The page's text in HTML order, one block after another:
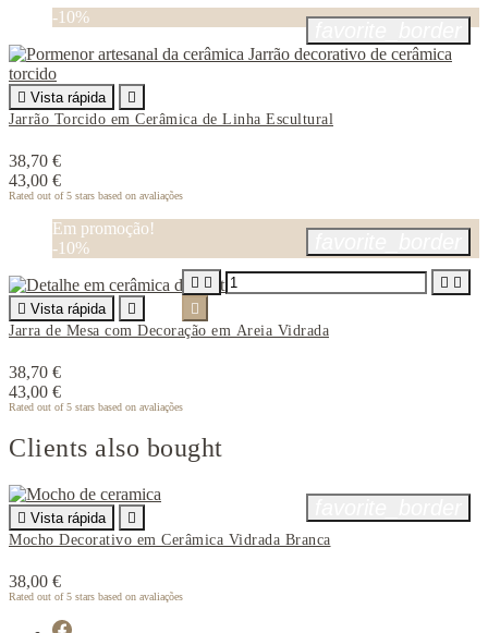
-10%
 Vista rápida

Jarrão Torcido em Cerâmica de Linha Escultural
38,70 €
43,00 €
Rated out of 5 stars based on avaliações
Em promoção!
-10%
 Vista rápida

Jarra de Mesa com Decoração em Areia Vidrada
38,70 €
43,00 €
Rated out of 5 stars based on avaliações
   

Clients also bought
 Vista rápida

Mocho Decorativo em Cerâmica Vidrada Branca
38,00 €
Rated out of 5 stars based on avaliações